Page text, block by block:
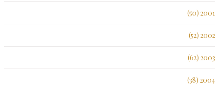
2001 (50)
2002 (52)
2003 (62)
2004 (38)